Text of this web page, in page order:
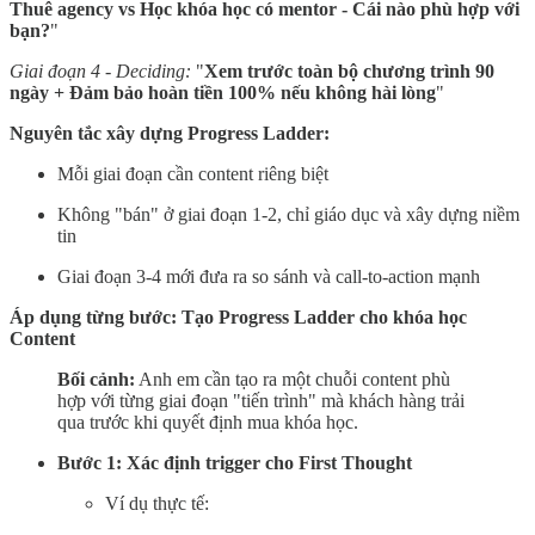
Thuê agency vs Học khóa học có mentor - Cái nào phù hợp với
bạn?"
Giai đoạn 4 - Deciding: "Xem trước toàn bộ chương trình 90
ngày + Đảm bảo hoàn tiền 100% nếu không hài lòng"
Nguyên tắc xây dựng Progress Ladder:
Mỗi giai đoạn cần content riêng biệt
Không "bán" ở giai đoạn 1-2, chỉ giáo dục và xây dựng niềm
tin
Giai đoạn 3-4 mới đưa ra so sánh và call-to-action mạnh
Áp dụng từng bước: Tạo Progress Ladder cho khóa học
Content
Bối cảnh: Anh em cần tạo ra một chuỗi content phù
hợp với từng giai đoạn "tiến trình" mà khách hàng trải
qua trước khi quyết định mua khóa học.
Bước 1: Xác định trigger cho First Thought
Ví dụ thực tế: